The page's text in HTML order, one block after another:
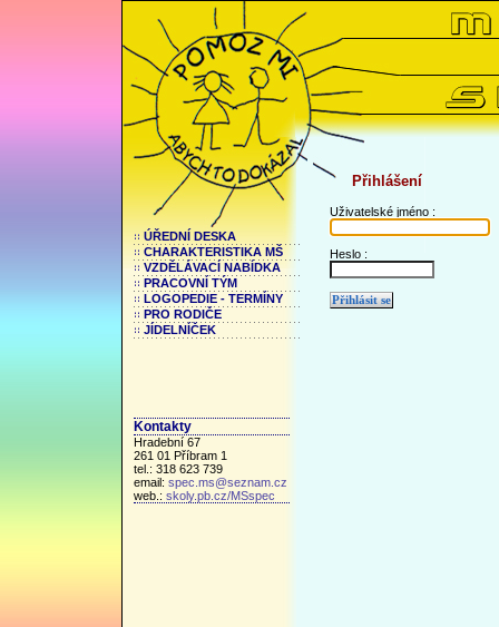
ÚŘEDNÍ DESKA
CHARAKTERISTIKA MŠ
VZDĚLÁVACÍ NABÍDKA
PRACOVNÍ TÝM
LOGOPEDIE - TERMÍNY
PRO RODIČE
JÍDELNÍČEK
Kontakty
Hradební 67
261 01 Příbram 1
tel.: 318 623 739
email: spec.ms@seznam.cz
web.: skoly.pb.cz/MSspec
Přihlášení
Uživatelské jméno :
Heslo :